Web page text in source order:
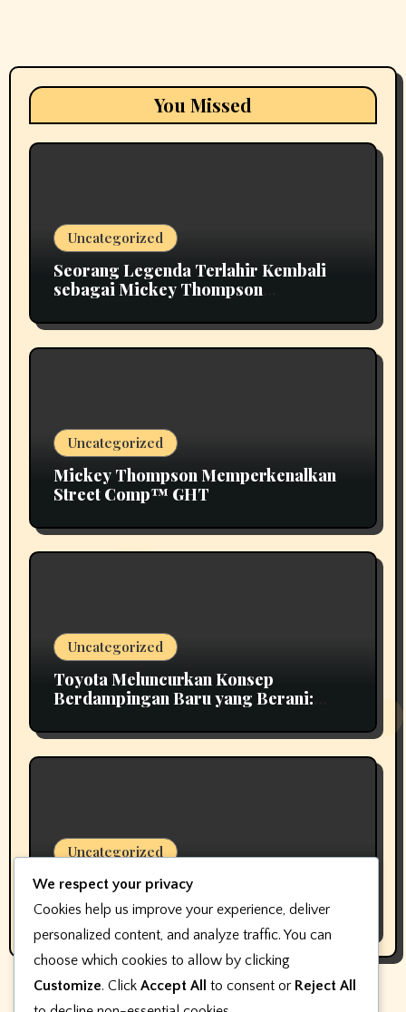
You Missed
Uncategorized
Seorang Legenda Terlahir Kembali
sebagai Mickey Thompson
MT
Uncategorized
Mickey Thompson Memperkenalkan
Street Comp™ GHT
Uncategorized
Toyota Meluncurkan Konsep
Berdampingan Baru yang Berani:
Uncategorized
Pembuat perangkat lunak keterlibatan
pelanggan dealer mengubah nama,
bukan fokus
We respect your privacy
Cookies help us improve your experience, deliver
personalized content, and analyze traffic. You can
choose which cookies to allow by clicking
Customize. Click Accept All to consent or Reject All